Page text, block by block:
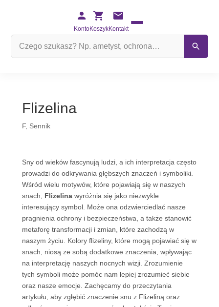
KontoKoszykKontakt
Flizelina
F, Sennik
Sny od wieków fascynują ludzi, a ich interpretacja często
prowadzi do odkrywania głębszych znaczeń i symboliki.
Wśród wielu motywów, które pojawiają się w naszych
snach, Flizelinawyróżnia się jako niezwykle
interesujący symbol. Może ona odzwierciedlać nasze
pragnienia ochrony i bezpieczeństwa, a także stanowić
metaforę transformacji i zmian, które zachodzą w
naszym życiu. Kolory flizeliny, które mogą pojawiać się w
snach, niosą ze sobą dodatkowe znaczenia, wpływając
na interpretację naszych nocnych wizji. Zrozumienie
tych symboli może pomóc nam lepiej zrozumieć siebie
oraz nasze emocje. Zachęcamy do przeczytania
artykułu, aby zgłębić znaczenie snu z Flizeliną oraz